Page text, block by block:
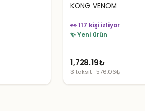
KONG VENOM
👀 117 kişi izliyor
✨ Yeni ürün
1,728.19₺
3 taksit · 576.06₺